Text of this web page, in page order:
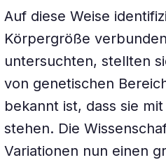
Auf diese Weise
Körpergröße
untersuchten, stellten
von genetischen
bekannt ist, dass sie
stehen. Die
Variationen nun einen